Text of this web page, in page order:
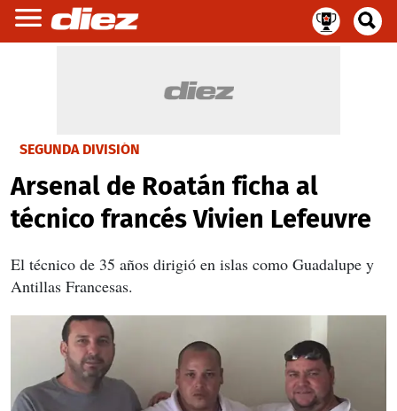
SEGUNDA DIVISIÓN
Arsenal de Roatán ficha al
técnico francés Vivien Lefeuvre
El técnico de 35 años dirigió en islas como Guadalupe y
Antillas Francesas.